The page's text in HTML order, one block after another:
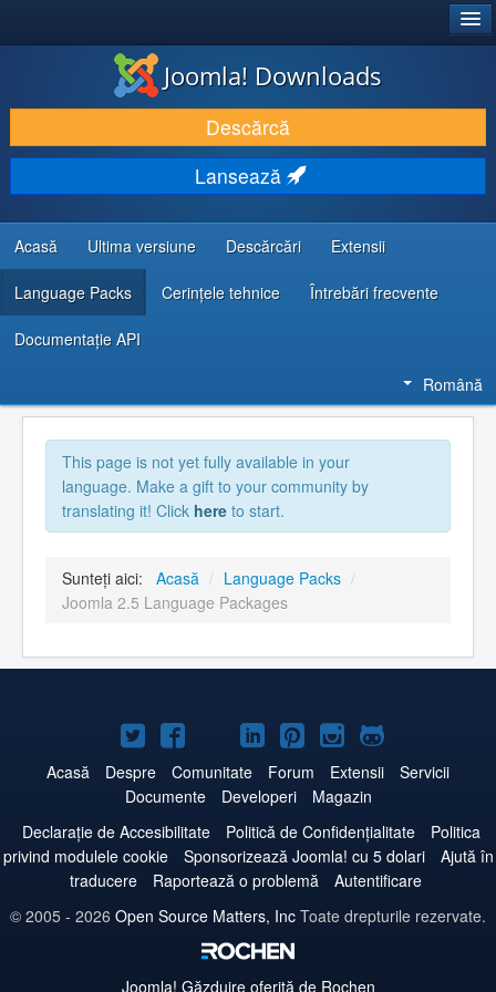
DESCARCĂ & ȘI EXTINDE
DESCOPERĂ & ÎNVAȚĂ
COMUNITATE & SUPORT
RESURSE DEZVOLTATORI
Joomla! Downloads
Descărcă
Lansează
Acasă Ultima versiune Descărcări Extensii
Language Packs Cerințele tehnice Întrebări frecvente
Documentaţie API
Română
This page is not yet fully available in your
language. Make a gift to your community by
translating it! Click here to start.
Sunteți aici: Acasă / Language Packs /
Joomla 2.5 Language Packages
Joomla!
pe
Twitter
Joomla!
pe
Facebook
Joomla!
pe
YouTube
Joomla!
pe
LinkedIn
Joomla!
pe
Pinterest
Joomla!
pe
Instagram
Joomla!
pe
Acasă Despre Comunitate Forum Extensii
Servicii
Documente
Developeri
Magazin
Declarație de Accesibilitate
Politică de Confidențialitate
Politica
privind modulele cookie
Sponsorizează Joomla! cu 5 dolari
Ajută în
traducere
Raportează o problemă
Autentificare
© 2005 - 2026 Open Source Matters, Inc Toate drepturile rezervate.
Joomla! Găzduire oferită de Rochen